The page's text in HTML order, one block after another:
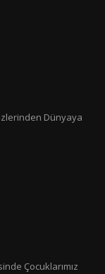
Dünyaya
Çocuklarımız